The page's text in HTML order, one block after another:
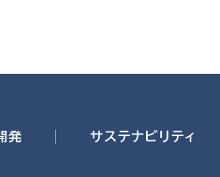
発 サステナビリティ